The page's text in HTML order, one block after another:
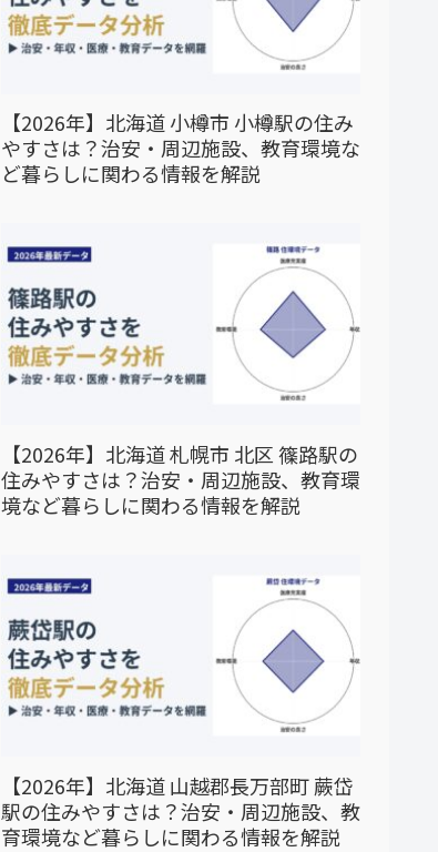
【2026年】北海道 小樽市 小樽駅の住み
やすさは？治安・周辺施設、教育環境な
ど暮らしに関わる情報を解説
【2026年】北海道 札幌市 北区 篠路駅の
住みやすさは？治安・周辺施設、教育環
境など暮らしに関わる情報を解説
【2026年】北海道 山越郡長万部町 蕨岱
駅の住みやすさは？治安・周辺施設、教
育環境など暮らしに関わる情報を解説